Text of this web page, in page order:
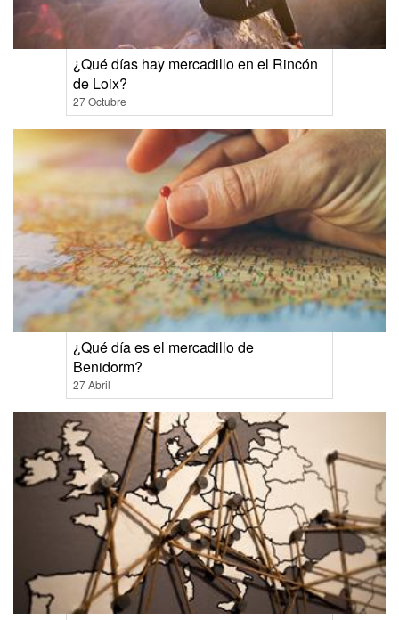
¿Qué días hay mercadillo en el Rincón
de Loix?
27 Octubre
¿Qué día es el mercadillo de
Benidorm?
27 Abril